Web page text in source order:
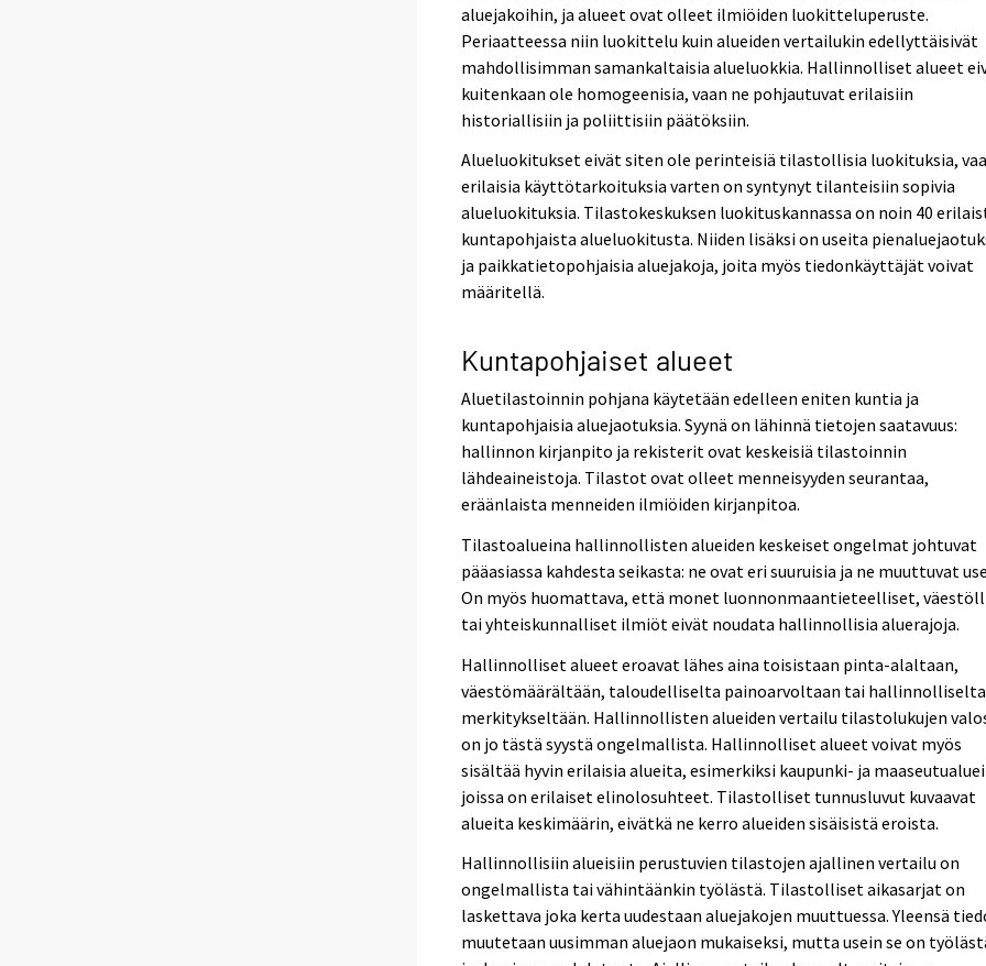
aluejakoihin, ja alueet ovat olleet ilmiöiden luokitteluperuste.
Periaatteessa niin luokittelu kuin alueiden vertailukin edellyttäisivät
mahdollisimman samankaltaisia alueluokkia. Hallinnolliset alueet
kuitenkaan ole homogeenisia, vaan ne pohjautuvat erilaisiin
historiallisiin ja poliittisiin päätöksiin.
Alueluokitukset eivät siten ole perinteisiä tilastollisia luokituksia,
erilaisia käyttötarkoituksia varten on syntynyt tilanteisiin sopivia
alueluokituksia. Tilastokeskuksen luokituskannassa on noin 40
kuntapohjaista alueluokitusta. Niiden lisäksi on useita
ja paikkatietopohjaisia aluejakoja, joita myös tiedonkäyttäjät voivat
määritellä.
Kuntapohjaiset alueet
Aluetilastoinnin pohjana käytetään edelleen eniten kuntia ja
kuntapohjaisia aluejaotuksia. Syynä on lähinnä tietojen saatavuus:
hallinnon kirjanpito ja rekisterit ovat keskeisiä tilastoinnin
lähdeaineistoja. Tilastot ovat olleet menneisyyden seurantaa,
eräänlaista menneiden ilmiöiden kirjanpitoa.
Tilastoalueina hallinnollisten alueiden keskeiset ongelmat johtuvat
pääasiassa kahdesta seikasta: ne ovat eri suuruisia ja ne muuttuvat
On myös huomattava, että monet luonnonmaantieteelliset,
tai yhteiskunnalliset ilmiöt eivät noudata hallinnollisia aluerajoja.
Hallinnolliset alueet eroavat lähes aina toisistaan pinta-alaltaan,
väestömäärältään, taloudelliselta painoarvoltaan tai hallinnolliselta
merkitykseltään. Hallinnollisten alueiden vertailu tilastolukujen
on jo tästä syystä ongelmallista. Hallinnolliset alueet voivat myös
sisältää hyvin erilaisia alueita, esimerkiksi kaupunki- ja
joissa on erilaiset elinolosuhteet. Tilastolliset tunnusluvut kuvaavat
alueita keskimäärin, eivätkä ne kerro alueiden sisäisistä eroista.
Hallinnollisiin alueisiin perustuvien tilastojen ajallinen vertailu on
ongelmallista tai vähintäänkin työlästä. Tilastolliset aikasarjat on
laskettava joka kerta uudestaan aluejakojen muuttuessa. Yleensä
muutetaan uusimman aluejaon mukaiseksi, mutta usein se on